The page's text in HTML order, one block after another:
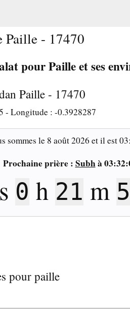
Paille - 17470
pour Paille et ses
Paille - 17470
- Longitude : -0.3928287
sommes le 8 août 2026 et il est
Prochaine prière : Subhà
0 h 21 m
pour paille